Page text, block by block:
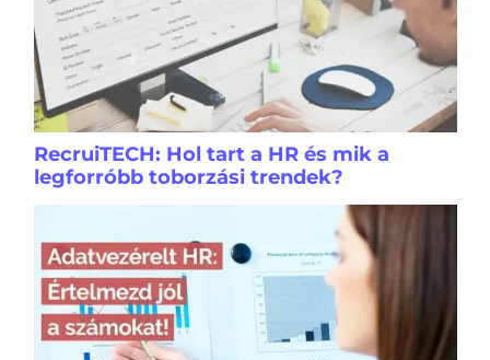
RecruiTECH: Hol tart a HR és mik a
legforróbb toborzási trendek?